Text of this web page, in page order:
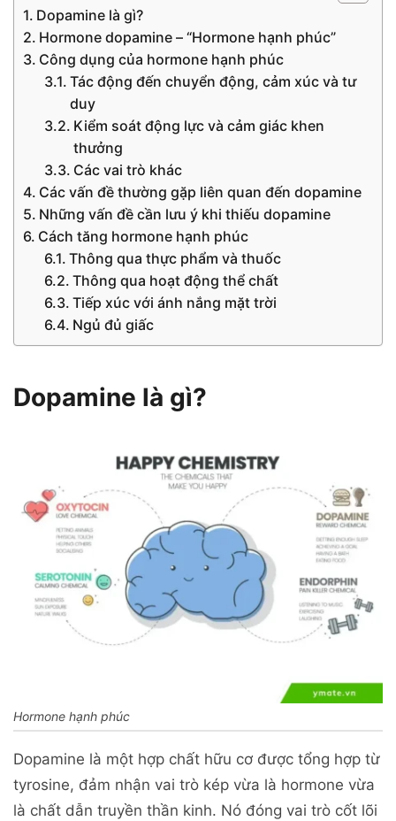
Dopamine là gì?
Hormone dopamine – “Hormone hạnh phúc”
Công dụng của hormone hạnh phúc
Tác động đến chuyển động, cảm xúc và tư
duy
Kiểm soát động lực và cảm giác khen
thưởng
Các vai trò khác
Các vấn đề thường gặp liên quan đến dopamine
Những vấn đề cần lưu ý khi thiếu dopamine
Cách tăng hormone hạnh phúc
Thông qua thực phẩm và thuốc
Thông qua hoạt động thể chất
Tiếp xúc với ánh nắng mặt trời
Ngủ đủ giấc
Dopamine là gì?
Hormone hạnh phúc
Dopamine là một hợp chất hữu cơ được tổng hợp từ
tyrosine, đảm nhận vai trò kép vừa là hormone vừa
là chất dẫn truyền thần kinh. Nó đóng vai trò cốt lõi